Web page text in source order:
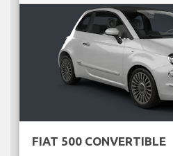
FIAT 500 CONVERTIBLE